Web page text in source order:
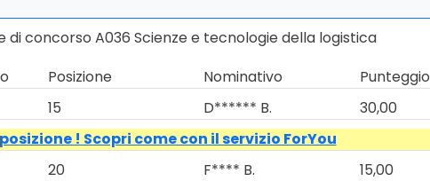
concorso A036 Scienze e tecnologie della logistica
Posizione Nominativo
Punteggio
15 D****** B.
30,00
! Scopri come con il servizio ForYou
20 F**** B.
15,00